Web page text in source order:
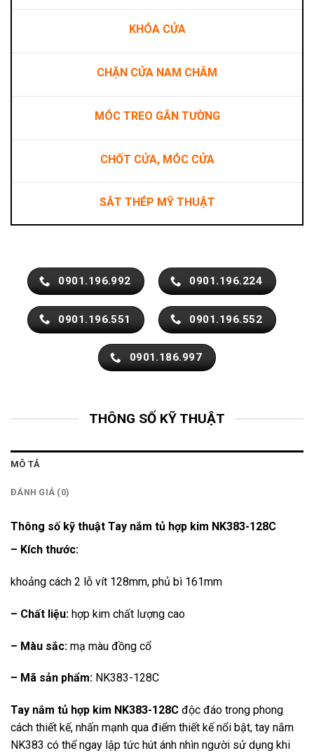
KHÓA CỬA
CHẶN CỬA NAM CHÂM
MÓC TREO GẮN TƯỜNG
CHỐT CỬA, MÓC CỬA
SẮT THÉP MỸ THUẬT
0901.196.992 0901.196.224
0901.196.551 0901.196.552
0901.186.997
THÔNG SỐ KỸ THUẬT
MÔ TẢ
ĐÁNH GIÁ (0)
Thông số kỹ thuật Tay nắm tủ hợp kim NK383-128C
– Kích thước:
khoảng cách 2 lỗ vít 128mm, phủ bì 161mm
– Chất liệu: hợp kim chất lượng cao
– Màu sắc: mạ màu đồng cổ
– Mã sản phẩm: NK383-128C
Tay nắm tủ hợp kim NK383-128C độc đáo trong phong
cách thiết kế, nhấn mạnh qua điểm thiết kế nổi bật, tay nắm
NK383 có thể ngay lập tức hút ánh nhìn người sử dụng khi